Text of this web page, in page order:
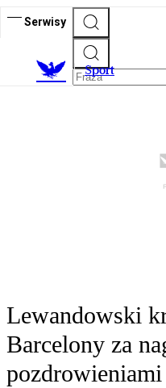
Serwisy
Sport
Lewandowski
Barcelony za